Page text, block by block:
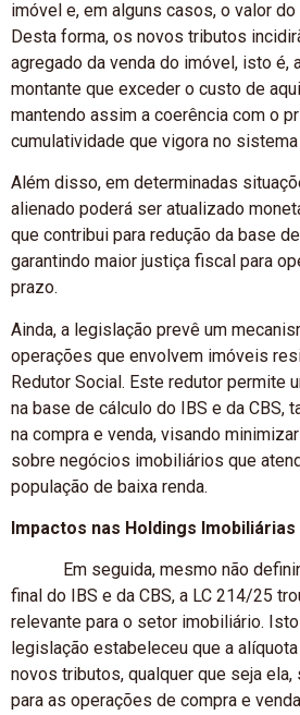
imóvel e, em alguns casos, o valor
Desta forma, os novos tributos
agregado da venda do imóvel, isto é,
montante que exceder o custo de
mantendo assim a coerência com o
cumulatividade que vigora no
Além disso, em determinadas
alienado poderá ser atualizado
que contribui para redução da base
garantindo maior justiça fiscal para
prazo.
Ainda, a legislação prevê um
operações que envolvem imóveis
Redutor Social. Este redutor permite
na base de cálculo do IBS e da CBS,
na compra e venda, visando
sobre negócios imobiliários que
população de baixa renda.
Impactos nas Holdings Imobiliárias
Em seguida, mesmo não
final do IBS e da CBS, a LC 214/25
relevante para o setor imobiliário.
legislação estabeleceu que a
novos tributos, qualquer que seja ela,
para as operações de compra e